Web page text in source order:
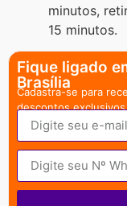
minutos,
15 minutos.
Fique ligado
Brasília
Cadastra-se para
descontos